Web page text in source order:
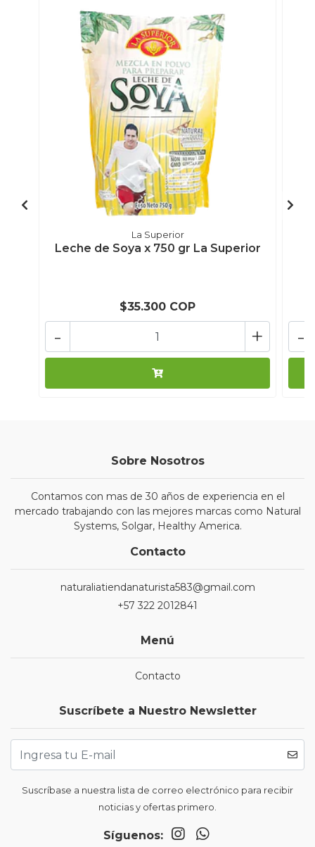
La Superior
Leche de Soya x 750 gr La Superior
$35.300 COP
+
- -
Sobre Nosotros
Contamos con mas de 30 años de experiencia en el
mercado trabajando con las mejores marcas como Natural
Systems, Solgar, Healthy America.
Contacto
naturaliatiendanaturista583@gmail.com
+57 322 2012841
Menú
Contacto
Suscríbete a Nuestro Newsletter
Suscríbase a nuestra lista de correo electrónico para recibir
noticias y ofertas primero.
Síguenos: